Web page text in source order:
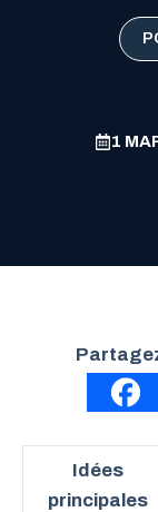
1
Idées
principales